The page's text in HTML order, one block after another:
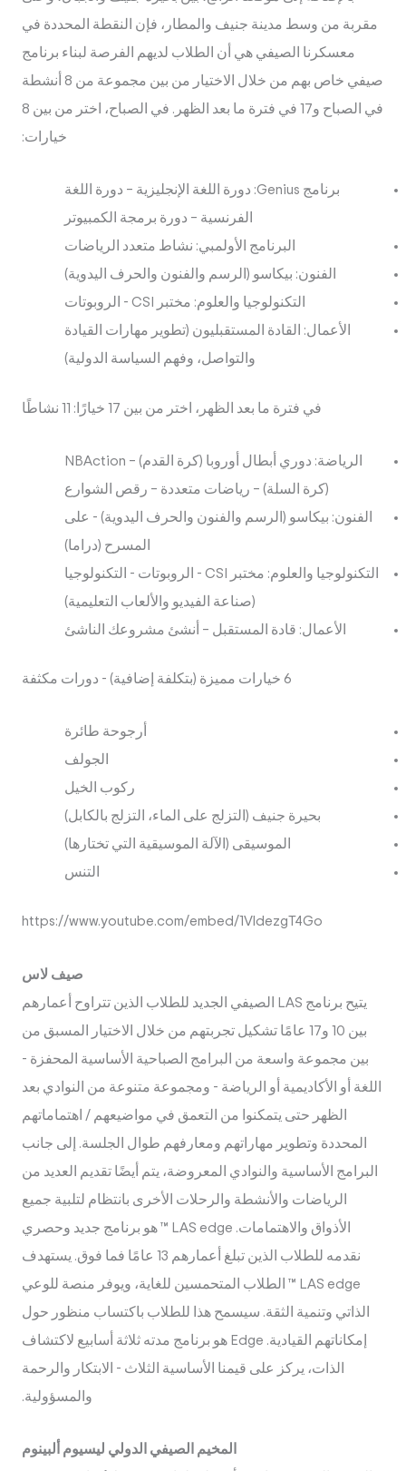
مقربة من وسط مدينة جنيف والمطار، فإن النقطة المحددة في
معسكرنا الصيفي هي أن الطلاب لديهم الفرصة لبناء برنامج
صيفي خاص بهم من خلال الاختيار من بين مجموعة من 8 أنشطة
في الصباح و17 في فترة ما بعد الظهر. في الصباح، اختر من بين 8
خيارات:
برنامج Genius: دورة اللغة الإنجليزية – دورة اللغة
الفرنسية – دورة برمجة الكمبيوتر
البرنامج الأولمبي: نشاط متعدد الرياضات
الفنون: بيكاسو (الرسم والفنون والحرف اليدوية)
التكنولوجيا والعلوم: مختبر CSI - الروبوتات
الأعمال: القادة المستقبليون (تطوير مهارات القيادة
والتواصل، وفهم السياسة الدولية)
في فترة ما بعد الظهر، اختر من بين 17 خيارًا: 11 نشاطًا
الرياضة: دوري أبطال أوروبا (كرة القدم) – NBAction
(كرة السلة) – رياضات متعددة – رقص الشوارع
الفنون: بيكاسو (الرسم والفنون والحرف اليدوية) - على
المسرح (دراما)
التكنولوجيا والعلوم: مختبر CSI - الروبوتات - التكنولوجيا
(صناعة الفيديو والألعاب التعليمية)
الأعمال: قادة المستقبل – أنشئ مشروعك الناشئ
6 خيارات مميزة (بتكلفة إضافية) - دورات مكثفة
أرجوحة طائرة
الجولف
ركوب الخيل
بحيرة جنيف (التزلج على الماء، التزلج بالكابل)
الموسيقى (الآلة الموسيقية التي تختارها)
التنس
https://www.youtube.com/embed/1VldezgT4Go
صيف لاس
يتيح برنامج LAS الصيفي الجديد للطلاب الذين تتراوح أعمارهم
بين 10 و17 عامًا تشكيل تجربتهم من خلال الاختيار المسبق من
بين مجموعة واسعة من البرامج الصباحية الأساسية المحفزة -
اللغة أو الأكاديمية أو الرياضة - ومجموعة متنوعة من النوادي بعد
الظهر حتى يتمكنوا من التعمق في مواضيعهم / اهتماماتهم
المحددة وتطوير مهاراتهم ومعارفهم طوال الجلسة. إلى جانب
البرامج الأساسية والنوادي المعروضة، يتم أيضًا تقديم العديد من
الرياضات والأنشطة والرحلات الأخرى بانتظام لتلبية جميع
الأذواق والاهتمامات. LAS edge ™ هو برنامج جديد وحصري
نقدمه للطلاب الذين تبلغ أعمارهم 13 عامًا فما فوق. يستهدف
LAS edge ™ الطلاب المتحمسين للغاية، ويوفر منصة للوعي
الذاتي وتنمية الثقة. سيسمح هذا للطلاب باكتساب منظور حول
إمكاناتهم القيادية. Edge هو برنامج مدته ثلاثة أسابيع لاكتشاف
الذات، يركز على قيمنا الأساسية الثلاث - الابتكار والرحمة
والمسؤولية.
المخيم الصيفي الدولي ليسيوم ألبينوم